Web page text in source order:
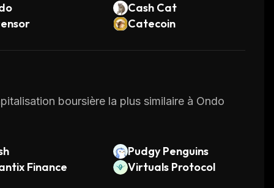
Cash Cat
Catecoin
boursière la plus similaire à Ondo
Pudgy Penguins
Finance Virtuals Protocol